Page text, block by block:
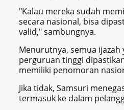
"Kalau mereka sudah
secara nasional, bisa
valid," sambungnya.
Menurutnya, semua
perguruan tinggi
memiliki penomoran
Jika tidak, Samsuri
termasuk ke dalam